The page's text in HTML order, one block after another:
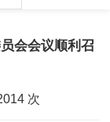
会会议顺利召
次